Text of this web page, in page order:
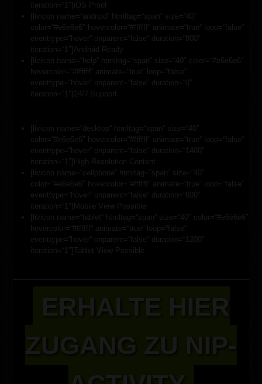
iteration=“1″]iOS Proof
[livicon name=“android“ htmltag=“span“ size=“40″
color=“#e6e6e6″ hovercolor=“#ffffff“ animate=“true“ loop=“false“
eventtype=“hover“ onparent=“false“ duration=“800″
iteration=“1″]Android Ready
[livicon name=“help“ htmltag=“span“ size=“40″ color=“#e6e6e6″
hovercolor=“#ffffff“ animate=“true“ loop=“false“
eventtype=“hover“ onparent=“false“ duration=“0″
iteration=“1″]24/7 Support
[livicon name=“desktop“ htmltag=“span“ size=“40″
color=“#e6e6e6″ hovercolor=“#ffffff“ animate=“true“ loop=“false“
eventtype=“hover“ onparent=“false“ duration=“1400″
iteration=“1″]High-Resolution Content
[livicon name=“cellphone“ htmltag=“span“ size=“40″
color=“#e6e6e6″ hovercolor=“#ffffff“ animate=“true“ loop=“false“
eventtype=“hover“ onparent=“false“ duration=“600″
iteration=“1″]Mobile View Possible
[livicon name=“tablet“ htmltag=“span“ size=“40″ color=“#e6e6e6″
hovercolor=“#ffffff“ animate=“true“ loop=“false“
eventtype=“hover“ onparent=“false“ duration=“1200″
iteration=“1″]Tablet View Possible
ERHALTE HIER
ZUGANG ZU NIP-